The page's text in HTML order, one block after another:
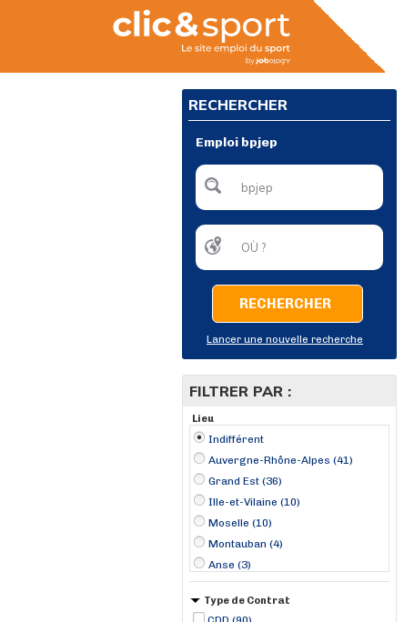
RECHERCHER
Emploi bpjep
RECHERCHER
Lancer une nouvelle recherche
FILTRER PAR :
Lieu
Indifférent
Auvergne-Rhône-Alpes (41)
Grand Est (36)
Ille-et-Vilaine (10)
Moselle (10)
Montauban (4)
Anse (3)
Bastia (3)
Colmar (3)
Type de Contrat